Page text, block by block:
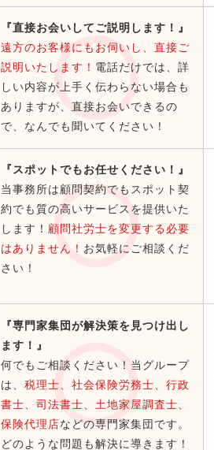
『直接お会いしてご説明します！』
遠方のお客様にもお伺いし、直接ご
説明いたします！ 電話だけでは、詳
しい内容が上手く伝わらない場合も
ありますが、直接お会いできるの
で、なんでも聞いてください！
『スポットでもお任せください！』
当事務所は顧問契約でもスポット契
約でも質の高いサービスを提供いた
します！ 顧問社労士を変更する必要
はありません！ お気軽にご相談くだ
さい！
『専門家集団が解決策を見つけ出し
ます！』
何でもご相談ください！当グループ
は、税理士、社会保険労務士、行政
書士、司法書士、土地家屋調査士、
保険代理店などの専門家集団です。
どのような問題も解決に導きます！